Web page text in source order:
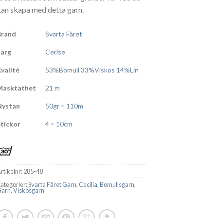
skapa med detta garn.
Svarta Fåret
Cerise
53%Bomull 33%Viskos 14%Lin
21 m
50gr = 110m
4 = 10cm
285-48
Svarta Fåret Garn, Cecilia,Bomullsgarn,
,Viskosgarn